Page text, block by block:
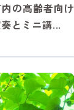
の高齢者向け
とミニ講...